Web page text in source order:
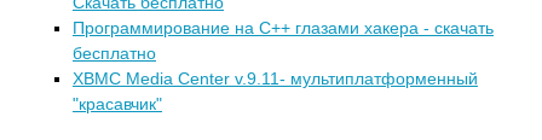
Программирование на C++ глазами хакера - скачать
бесплатно
XBMC Media Center v.9.11- мультиплатформенный
"красавчик"